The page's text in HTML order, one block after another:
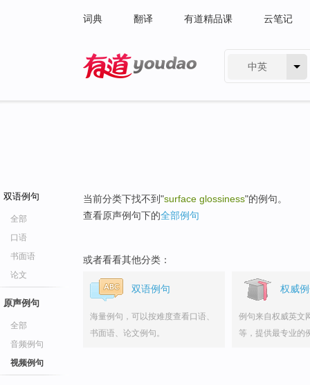
词典 翻译 有道精品课 云笔记
中英
双语例句
全部
口语
书面语
论文
原声例句
全部
音频例句
视频例句
当前分类下找不到"surface glossiness"的例句。
查看原声例句下的全部例句
或者看看其他分类：
双语例句
海量例句，可以按难度查看口语、
书面语、论文例句。
权威
例句来自权威英文
等，提供最专业的